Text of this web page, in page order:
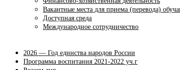
Вакантные места для приема (перевода)
Доступная среда
Международное сотрудничество
2026 — Год единства народов России
Программа воспитания 2021-2022 уч.г